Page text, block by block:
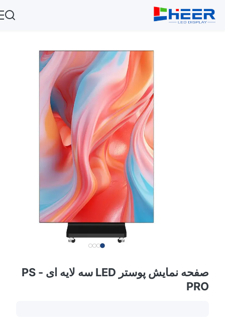
صفحه نمایش پوستر LED سه لایه ای - PS
PRO